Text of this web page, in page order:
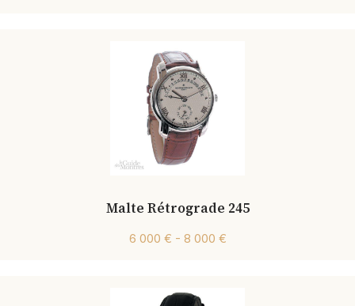
Malte Rétrograde 245
6 000 € - 8 000 €